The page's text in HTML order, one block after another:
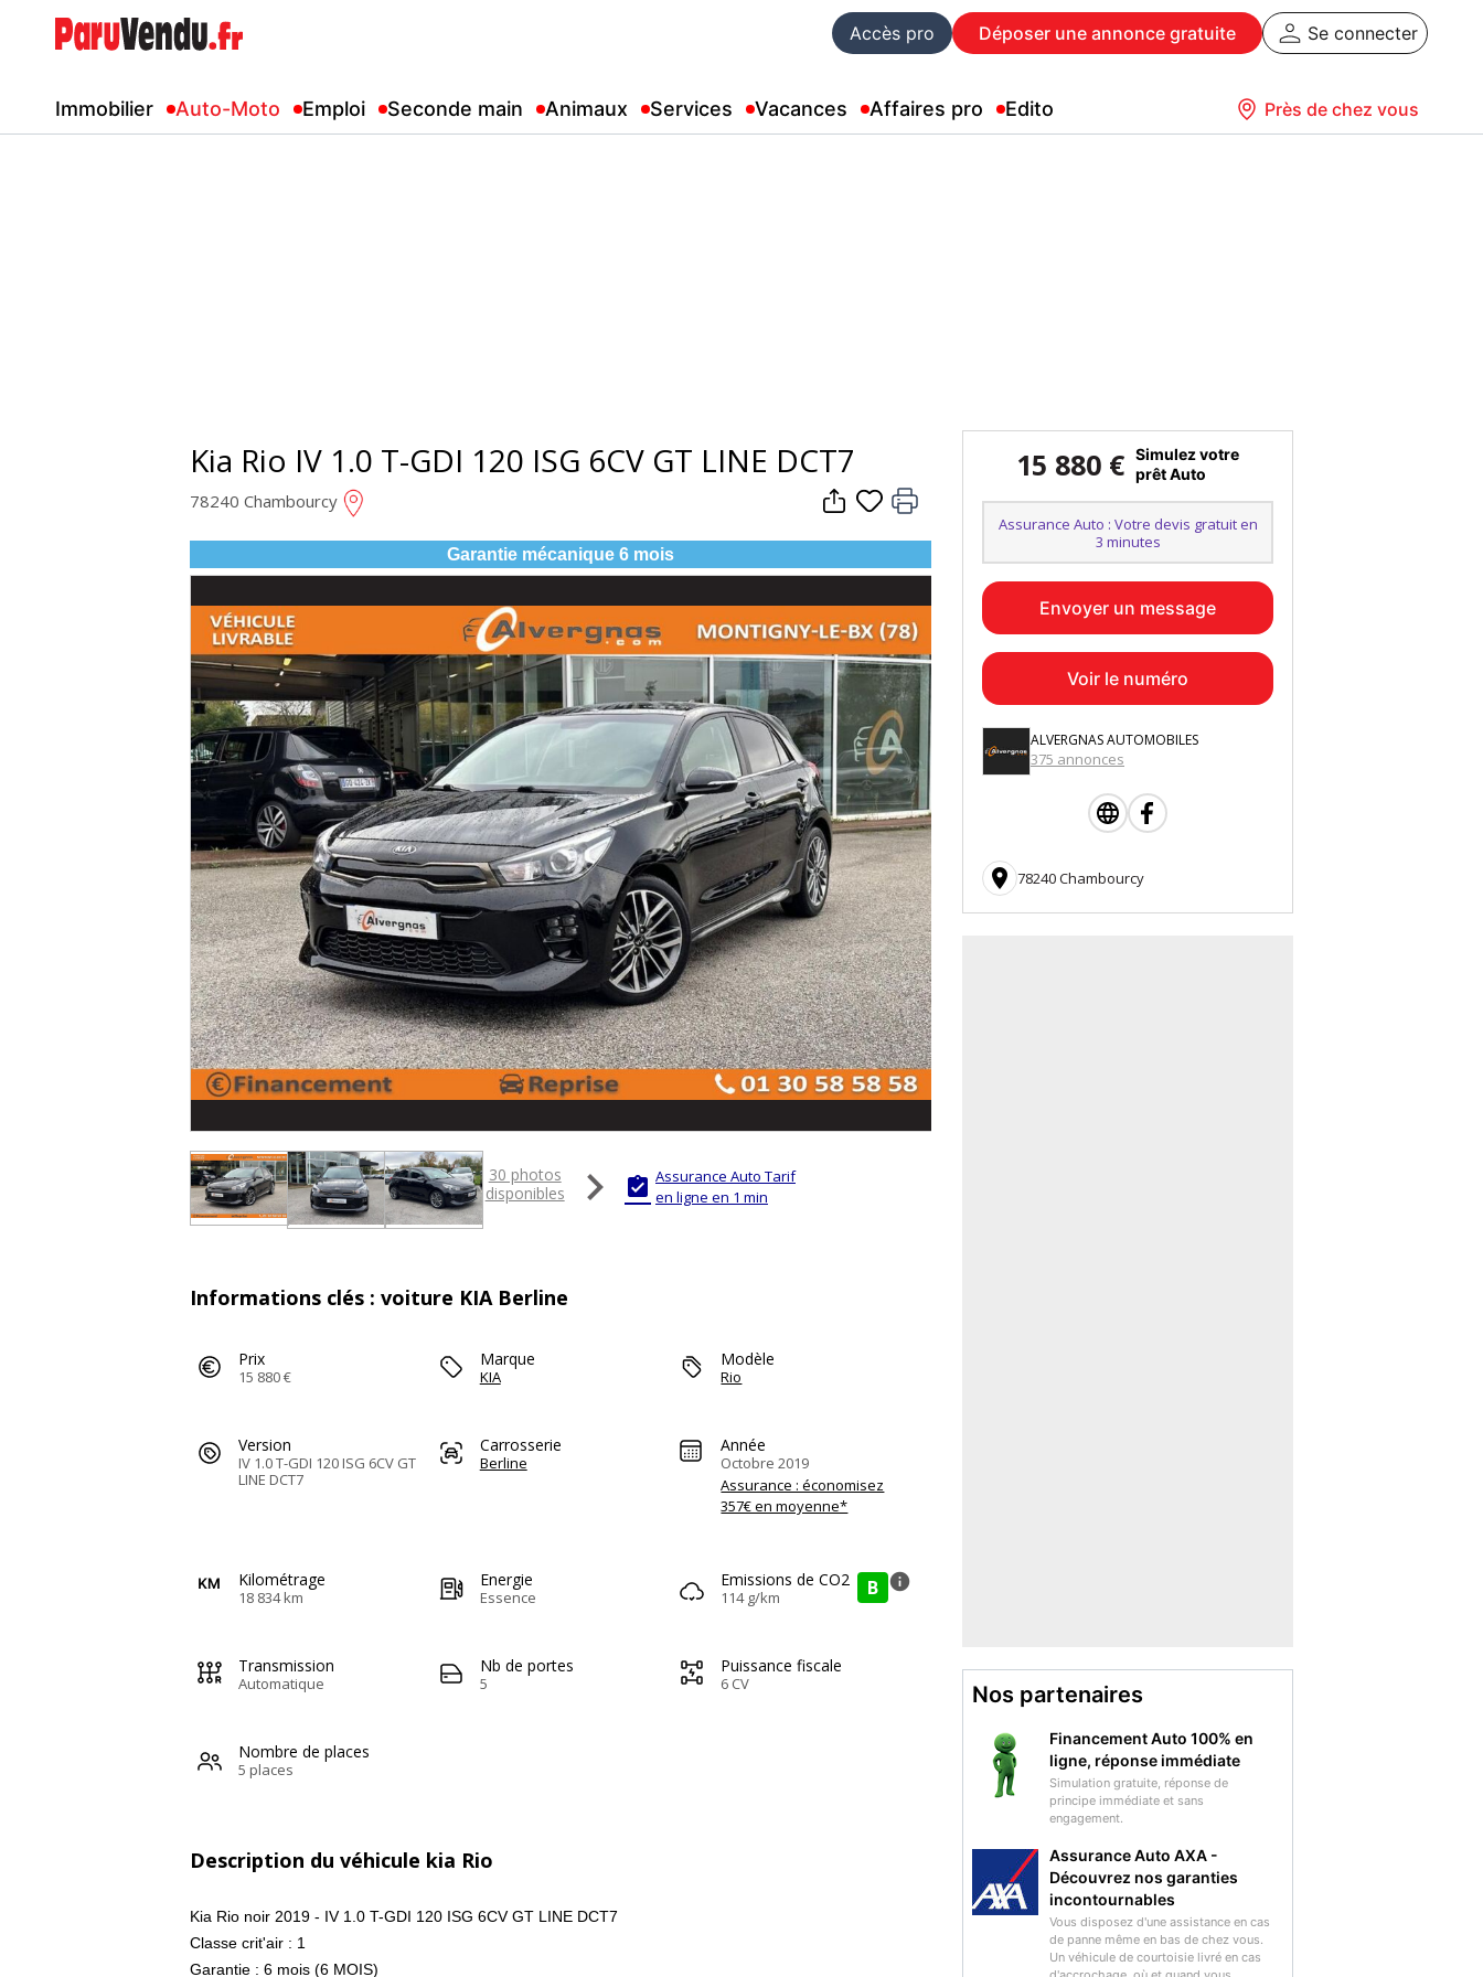
Accès pro Déposer une annonce gratuite Se connecter
Immobilier Auto-Moto Emploi Seconde main Animaux Services Vacances Affaires pro Edito Près de chez vous
Kia Rio IV 1.0 T-GDI 120 ISG 6CV GT LINE DCT7
78240 Chambourcy
Garantie mécanique 6 mois
30 photos
disponibles
  Assurance Auto Tarif
en ligne en 1 min
Informations clés : voiture KIA Berline
Prix
15 880 €
Marque
KIA
Modèle
Rio
Version
IV 1.0 T-GDI 120 ISG 6CV GT
LINE DCT7
Carrosserie
Berline
Année
Octobre 2019
Assurance : économisez
357€ en moyenne*
Kilométrage
18 834 km
Energie
Essence
Emissions de CO2
114 g/km B info
Transmission
Automatique
Nb de portes
5
Puissance fiscale
6 CV
Nombre de places
5 places
Description du véhicule kia Rio
Kia Rio noir 2019 - IV 1.0 T-GDI 120 ISG 6CV GT LINE DCT7
Classe crit'air : 1
Garantie : 6 mois (6 MOIS)
15 880 € Simulez votre
prêt Auto
Assurance Auto : Votre devis gratuit en
3 minutes
Envoyer un message
Voir le numéro
ALVERGNAS AUTOMOBILES
375 annonces
 78240 Chambourcy
Nos partenaires
Financement Auto 100% en
ligne, réponse immédiate
Simulation gratuite, réponse de
principe immédiate et sans
engagement.
Assurance Auto AXA -
Découvrez nos garanties
incontournables
Vous disposez d'une assistance en cas
de panne même en bas de chez vous.
Un véhicule de courtoisie livré en cas